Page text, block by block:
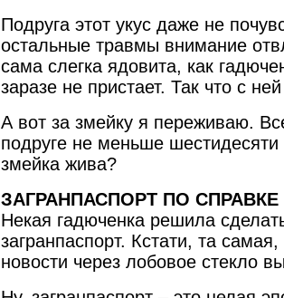
Подруга этот укус даже не
остальные травмы внимание
сама слегка ядовита, как
заразе не пристает. Так что с
А вот за змейку я переживаю.
подруге не меньше
змейка жива?
ЗАГРАНПАСПОРТ ПО СПРАВКЕ
Некая гадюченка решила
загранпаспорт. Кстати, та
новости через лобовое стекло